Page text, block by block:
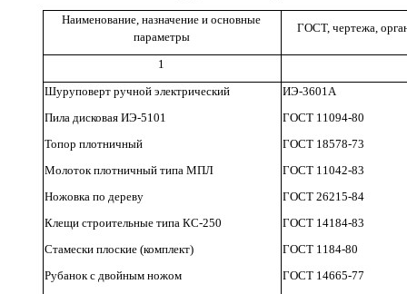
Наименование, назначение и основные
параметры
ГОСТ, чертежа,
1
Шуруповерт ручной электрический
ИЭ-3601А
Пила дисковая ИЭ-5101
ГОСТ 11094-80
Топор плотничный
ГОСТ 18578-73
Молоток плотничный типа МПЛ
ГОСТ 11042-83
Ножовка по дереву
ГОСТ 26215-84
Клещи строительные типа КС-250
ГОСТ 14184-83
Стамески плоские (комплект)
ГОСТ 1184-80
Рубанок с двойным ножом
ГОСТ 14665-77